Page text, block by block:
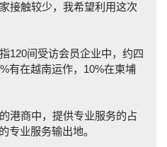
接触较少，我希望利用这次
120间受访会员企业中，约四
有在越南运作，10%在柬埔
港商中，提供专业服务的占
专业服务输出地。